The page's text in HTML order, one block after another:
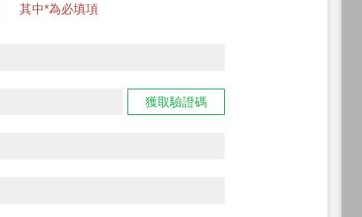
其中*為必填項
獲取驗證碼